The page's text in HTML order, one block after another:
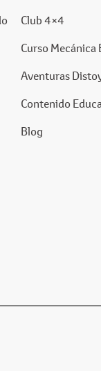
Club 4×4
Curso Mecánica
Aventuras
Contenido
Blog